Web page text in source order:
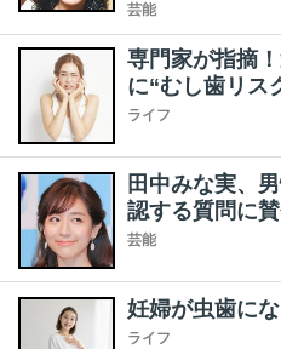
芸能
専門家が指摘
に“むし歯リス
ライフ
田中みな実、
認する質問に
芸能
妊婦が虫歯に
ライフ